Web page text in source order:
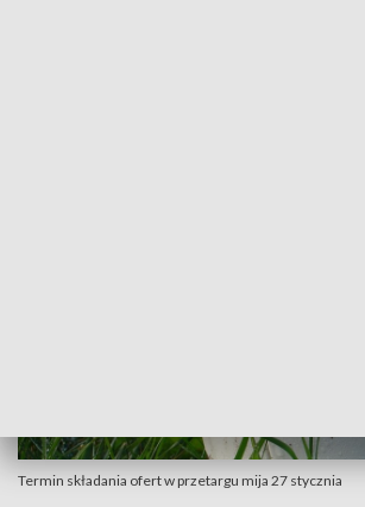
Termin składania ofert w przetargu mija 27 stycznia